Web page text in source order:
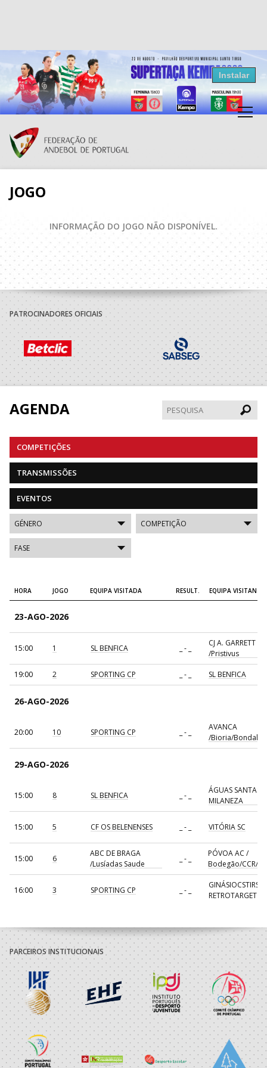
Resultados Andebol
Federação de Andebol de Portugal
Grátis - Disponivel na Play Store
Instalar
JOGO
INFORMAÇÃO DO JOGO NÃO DISPONÍVEL.
PATROCINADORES OFICIAIS
AGENDA
COMPETIÇÕES
TRANSMISSÕES
EVENTOS
HORA JOGO EQUIPA VISITADA RESULT. EQUIPA VISITANTE
23-AGO-2026
15:00 1 SL BENFICA _ - _
CJ A. GARRETT
/Pristivus
19:00 2 SPORTING CP _ - _ SL BENFICA
26-AGO-2026
20:00 10 SPORTING CP _ - _
AVANCA
/Bioria/Bondalti
29-AGO-2026
15:00 8 SL BENFICA _ - _
ÁGUAS SANTAS
MILANEZA
15:00 5 CF OS BELENENSES _ - _ VITÓRIA SC
15:00 6
ABC DE BRAGA
/Lusíadas Saude
_ - _
PÓVOA AC /
Bodegão/CCR/
16:00 3 SPORTING CP _ - _
RETROTARGET
18:00 7
AVANCA
/Bioria/Bondalti
_ - _ FC PORTO
19:00 139 JUVE LIS _ - _ CALE
19:00 135 SL BENFICA _ - _ CD FEIRENSE /
30-AGO-2026
ABC DE BRAGA /OBO
AD ACADEMIA
PARCEIROS INSTITUCIONAIS